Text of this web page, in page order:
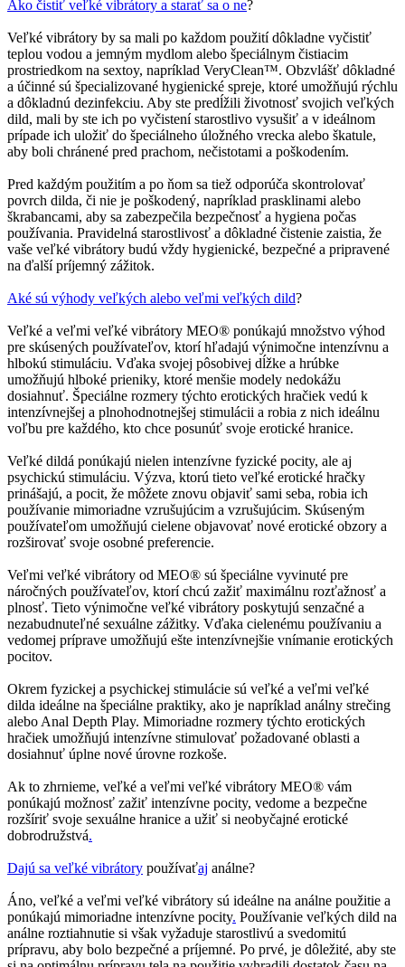
Ako čistiť veľké vibrátory a starať sa o ne?
Veľké vibrátory by sa mali po každom použití dôkladne vyčistiť
teplou vodou a jemným mydlom alebo špeciálnym čistiacim
prostriedkom na sextoy, napríklad VeryClean™. Obzvlášť dôkladné
a účinné sú špecializované hygienické spreje, ktoré umožňujú rýchlu
a dôkladnú dezinfekciu. Aby ste predĺžili životnosť svojich veľkých
dild, mali by ste ich po vyčistení starostlivo vysušiť a v ideálnom
prípade ich uložiť do špeciálneho úložného vrecka alebo škatule,
aby boli chránené pred prachom, nečistotami a poškodením.
Pred každým použitím a po ňom sa tiež odporúča skontrolovať
povrch dilda, či nie je poškodený, napríklad prasklinami alebo
škrabancami, aby sa zabezpečila bezpečnosť a hygiena počas
používania. Pravidelná starostlivosť a dôkladné čistenie zaistia, že
vaše veľké vibrátory budú vždy hygienické, bezpečné a pripravené
na ďalší príjemný zážitok.
Aké sú výhody veľkých alebo veľmi veľkých dild?
Veľké a veľmi veľké vibrátory MEO® ponúkajú množstvo výhod
pre skúsených používateľov, ktorí hľadajú výnimočne intenzívnu a
hlbokú stimuláciu. Vďaka svojej pôsobivej dĺžke a hrúbke
umožňujú hlboké prieniky, ktoré menšie modely nedokážu
dosiahnuť. Špeciálne rozmery týchto erotických hračiek vedú k
intenzívnejšej a plnohodnotnejšej stimulácii a robia z nich ideálnu
voľbu pre každého, kto chce posunúť svoje erotické hranice.
Veľké dildá ponúkajú nielen intenzívne fyzické pocity, ale aj
psychickú stimuláciu. Výzva, ktorú tieto veľké erotické hračky
prinášajú, a pocit, že môžete znovu objaviť sami seba, robia ich
používanie mimoriadne vzrušujúcim a vzrušujúcim. Skúseným
používateľom umožňujú cielene objavovať nové erotické obzory a
rozširovať svoje osobné preferencie.
Veľmi veľké vibrátory od MEO® sú špeciálne vyvinuté pre
náročných používateľov, ktorí chcú zažiť maximálnu rozťažnosť a
plnosť. Tieto výnimočne veľké vibrátory poskytujú senzačné a
nezabudnuteľné sexuálne zážitky. Vďaka cielenému používaniu a
vedomej príprave umožňujú ešte intenzívnejšie vnímanie erotických
pocitov.
Okrem fyzickej a psychickej stimulácie sú veľké a veľmi veľké
dilda ideálne na špeciálne praktiky, ako je napríklad análny strečing
alebo Anal Depth Play. Mimoriadne rozmery týchto erotických
hračiek umožňujú intenzívne stimulovať požadované oblasti a
dosiahnuť úplne nové úrovne rozkoše.
Ak to zhrnieme, veľké a veľmi veľké vibrátory MEO® vám
ponúkajú možnosť zažiť intenzívne pocity, vedome a bezpečne
rozšíriť svoje sexuálne hranice a užiť si neobyčajné erotické
dobrodružstvá.
Dajú sa veľké vibrátory používaťaj análne?
Áno, veľké a veľmi veľké vibrátory sú ideálne na análne použitie a
ponúkajú mimoriadne intenzívne pocity. Používanie veľkých dild na
análne roztiahnutie si však vyžaduje starostlivú a svedomitú
prípravu, aby bolo bezpečné a príjemné. Po prvé, je dôležité, aby ste